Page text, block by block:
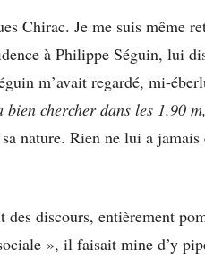
Chirac. Je me suis même
à Philippe Séguin, lui
m’avait regardé, mi-
chercher dans les 1,90
nature. Rien ne lui a
discours, entièrement
», il faisait mine d’y